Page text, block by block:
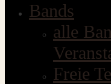
Bands
alle
Freie